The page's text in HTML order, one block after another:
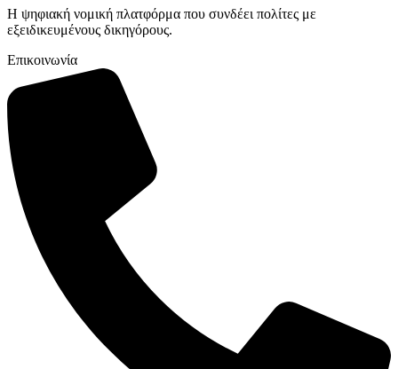
Η ψηφιακή νομική πλατφόρμα που συνδέει πολίτες με
εξειδικευμένους δικηγόρους.
Επικοινωνία